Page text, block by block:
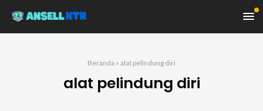
Beranda » alat pelindung diri
alat pelindung diri